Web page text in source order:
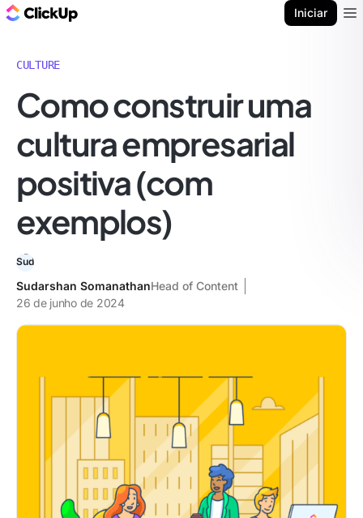
Iniciar
CULTURE
Como construir uma
cultura empresarial
positiva (com
exemplos)
Sudarshan SomanathanHead of Content
26 de junho de 2024